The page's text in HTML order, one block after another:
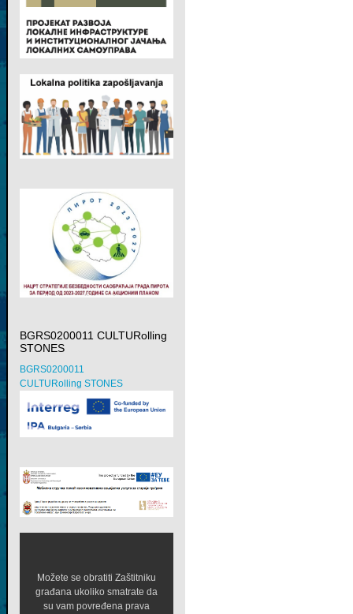
BGRS0200011 CULTURolling
STONES
BGRS0200011
CULTURolling STONES
Možete se obratiti Zaštitniku
građana ukoliko smatrate da
su vam povređena prava